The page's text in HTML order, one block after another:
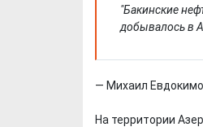
"Бакинские
добывалось в
— Михаил
На территории